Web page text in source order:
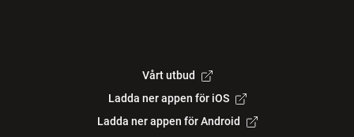
Vårt utbud
Ladda ner appen för iOS
Ladda ner appen för Android